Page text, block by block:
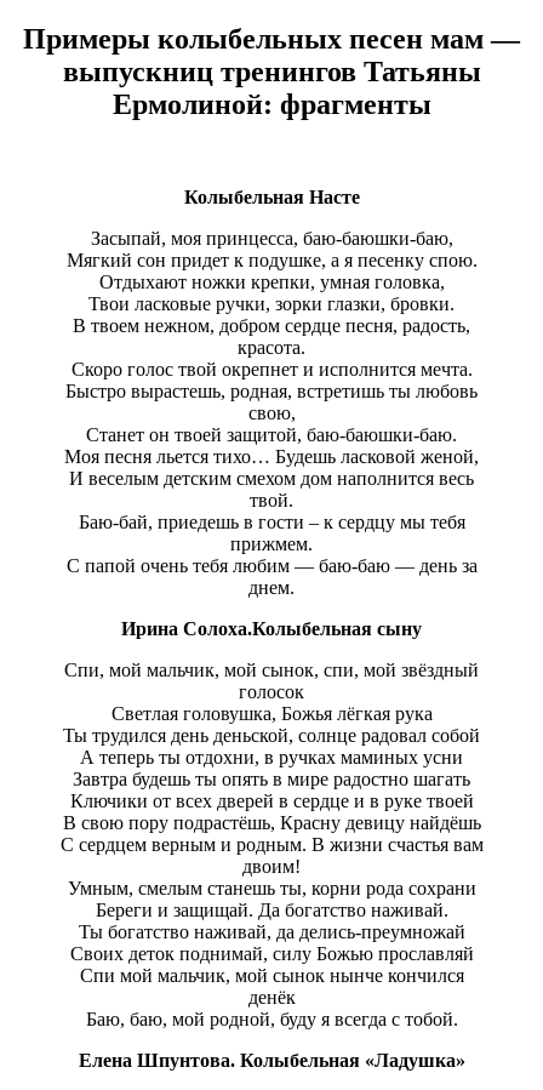
Примеры колыбельных песен мам —
выпускниц тренингов Татьяны
Ермолиной: фрагменты
Колыбельная Насте
Засыпай, моя принцесса, баю-баюшки-баю,
Мягкий сон придет к подушке, а я песенку спою.
Отдыхают ножки крепки, умная головка,
Твои ласковые ручки, зорки глазки, бровки.
В твоем нежном, добром сердце песня, радость,
красота.
Скоро голос твой окрепнет и исполнится мечта.
Быстро вырастешь, родная, встретишь ты любовь
свою,
Станет он твоей защитой, баю-баюшки-баю.
Моя песня льется тихо… Будешь ласковой женой,
И веселым детским смехом дом наполнится весь
твой.
Баю-бай, приедешь в гости – к сердцу мы тебя
прижмем.
С папой очень тебя любим — баю-баю — день за
днем.
Ирина Солоха.Колыбельная сыну
Спи, мой мальчик, мой сынок, спи, мой звёздный
голосок
Светлая головушка, Божья лёгкая рука
Ты трудился день деньской, солнце радовал собой
А теперь ты отдохни, в ручках маминых усни
Завтра будешь ты опять в мире радостно шагать
Ключики от всех дверей в сердце и в руке твоей
В свою пору подрастёшь, Красну девицу найдёшь
С сердцем верным и родным. В жизни счастья вам
двоим!
Умным, смелым станешь ты, корни рода сохрани
Береги и защищай. Да богатство наживай.
Ты богатство наживай, да делись-преумножай
Своих деток поднимай, силу Божью прославляй
Спи мой мальчик, мой сынок нынче кончился
денёк
Баю, баю, мой родной, буду я всегда с тобой.
Елена Шпунтова. Колыбельная «Ладушка»